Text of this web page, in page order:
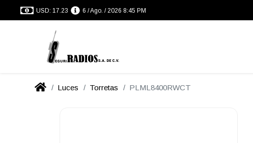
USD: 17.23 6 / Ago. / 2026 8:45 PM
Luces Torretas PLML8400RWCT